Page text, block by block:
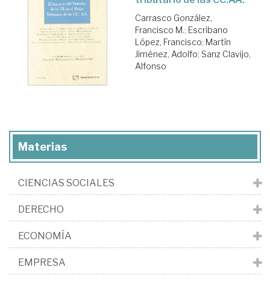
Carrasco González,
Francisco M.; Escribano
López, Francisco; Martín
Jiménez, Adolfo; Sanz Clavijo,
Alfonso
Materias
CIENCIAS SOCIALES
DERECHO
ECONOMÍA
EMPRESA